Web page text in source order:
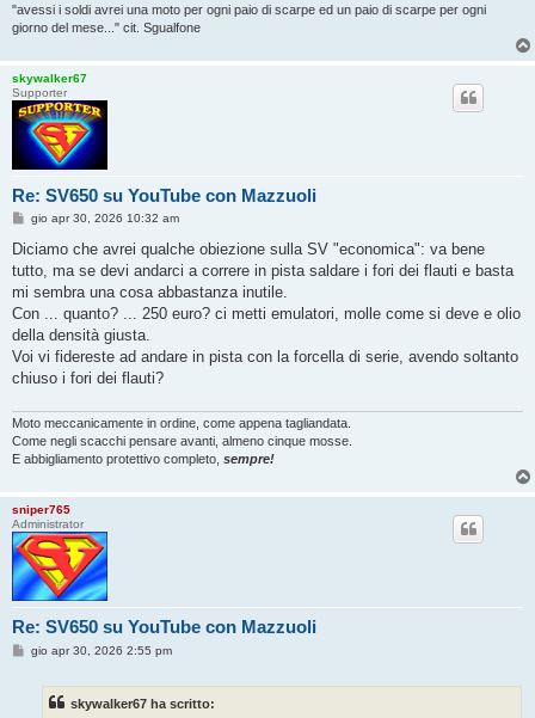
"avessi i soldi avrei una moto per ogni paio di scarpe ed un paio di scarpe per ogni
giorno del mese..." cit. Sgualfone
skywalker67
Supporter
Re: SV650 su YouTube con Mazzuoli
M
s
a
g
i
o
gio apr 30, 2026 10:32 am
Diciamo che avrei qualche obiezione sulla SV "economica": va bene
tutto, ma se devi andarci a correre in pista saldare i fori dei flauti e basta
mi sembra una cosa abbastanza inutile.
Con ... quanto? ... 250 euro? ci metti emulatori, molle come si deve e olio
della densità giusta.
Voi vi fidereste ad andare in pista con la forcella di serie, avendo soltanto
chiuso i fori dei flauti?
Moto meccanicamente in ordine, come appena tagliandata.
Come negli scacchi pensare avanti, almeno cinque mosse.
E abbigliamento protettivo completo, sempre!
sniper765
Administrator
Re: SV650 su YouTube con Mazzuoli
Mgio apr 30, 2026 2:55 pm
skywalker67 ha scritto: